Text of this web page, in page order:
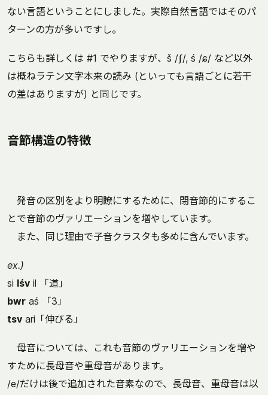
ない言語ということにしました。実際自然言語ではそのパ
ターンの方が多いですし。
こちらも詳しくは #1 でやりますが、š /ʃ/, ś /ɕ/ など以外
は概ねラテン文字本来の読み (といっても言語ごとに若干
の差はありますが) と同じです。
音節構造の特徴
発音の区別をより明瞭にするために、閉音節的にするこ
とで音節のヴァリエーションを増やしています。
また、同じ理由で子音クラスタも多めに含んでいます。
ex.)
si lśv il 「道」
bwr aś 「3」
tsv ari「伸びる」
母音については、これも音節のヴァリエーションを増や
すために長母音や重母音があります。
/e/だけは後で追加された音素なので、長母音、重母音は以